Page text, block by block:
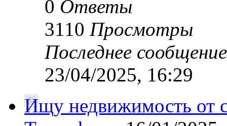
0 Ответы
3110 Просмотры
Последнее
23/04/2025, 16:29
Ищу недвижимость от